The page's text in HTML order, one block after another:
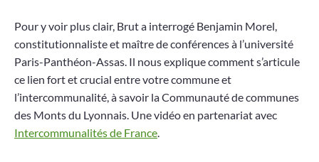
Pour y voir plus clair, Bruta interrogé Benjamin Morel,
constitutionnaliste et maître de conférences à l’université
Paris-Panthéon-Assas. Il nous explique comment s’articule
ce lien fort et crucial entre votre commune et
l’intercommunalité, à savoir laCommunauté de communes
des Monts du Lyonnais. Une vidéo en partenariat avec
Intercommunalités de France